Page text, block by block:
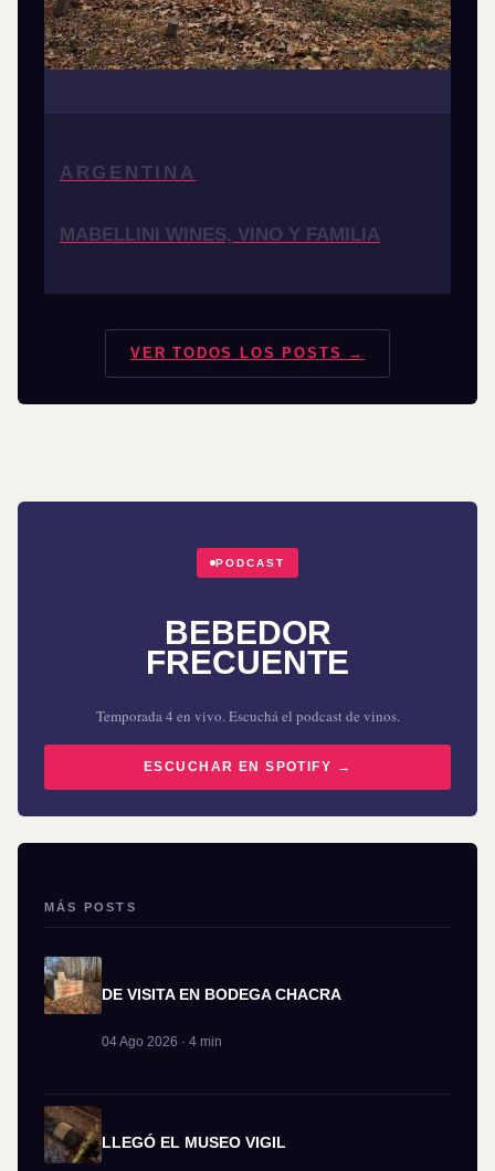
ARGENTINA
MABELLINI WINES, VINO Y FAMILIA
VER TODOS LOS POSTS →
PODCAST
BEBEDOR
FRECUENTE
Temporada 4 en vivo. Escuchá el podcast de vinos.
ESCUCHAR EN SPOTIFY →
MÁS POSTS
DE VISITA EN BODEGA CHACRA
04 Ago 2026 · 4 min
LLEGÓ EL MUSEO VIGIL